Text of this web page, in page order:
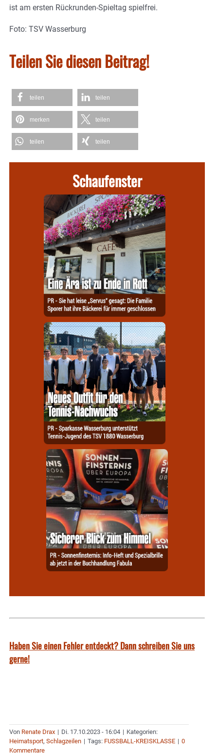
ist am ersten Rückrunden-Spieltag spielfrei.
Foto: TSV Wasserburg
Teilen Sie diesen Beitrag!
teilen teilen
merken teilen
teilen teilen
Schaufenster
Haben Sie einen Fehler entdeckt? Dann schreiben Sie uns
gerne!
Von Renate Drax | Di. 17.10.2023 - 16:04 | Kategorien:
Heimatsport, Schlagzeilen | Tags: FUSSBALL-KREISKLASSE | 0
Kommentare